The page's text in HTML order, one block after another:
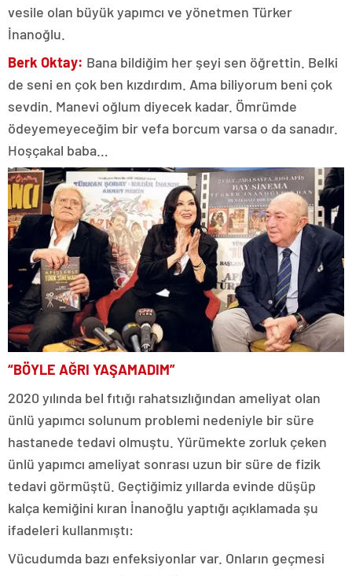
vesile olan büyük yapımcı ve yönetmen Türker
İnanoğlu.
Berk Oktay: Bana bildiğim her şeyi sen öğrettin. Belki
de seni en çok ben kızdırdım. Ama biliyorum beni çok
sevdin. Manevi oğlum diyecek kadar. Ömrümde
ödeyemeyeceğim bir vefa borcum varsa o da sanadır.
Hoşçakal baba…
“BÖYLE AĞRI YAŞAMADIM”
2020 yılında bel fıtığı rahatsızlığından ameliyat olan
ünlü yapımcı solunum problemi nedeniyle bir süre
hastanede tedavi olmuştu. Yürümekte zorluk çeken
ünlü yapımcı ameliyat sonrası uzun bir süre de fizik
tedavi görmüştü. Geçtiğimiz yıllarda evinde düşüp
kalça kemiğini kıran İnanoğlu yaptığı açıklamada şu
ifadeleri kullanmıştı:
Vücudumda bazı enfeksiyonlar var. Onların geçmesi